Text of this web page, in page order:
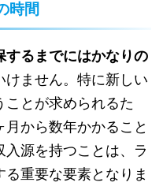
時間
するまでにはかなりの
けません。特に新しい
ことが求められるた
から数年かかること
源を持つことは、ラ
重要な要素となりま